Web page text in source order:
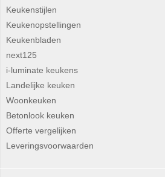
Keukenstijlen
Keukenopstellingen
Keukenbladen
next125
i-luminate keukens
Landelijke keuken
Woonkeuken
Betonlook keuken
Offerte vergelijken
Leveringsvoorwaarden